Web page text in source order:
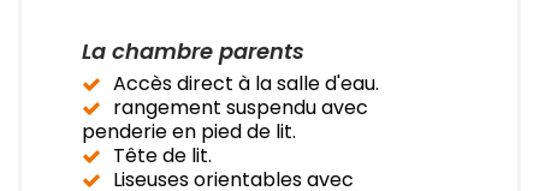
La chambre parents
Accès direct à la salle d'eau.
rangement suspendu avec
penderie en pied de lit.
Tête de lit.
Liseuses orientables avec